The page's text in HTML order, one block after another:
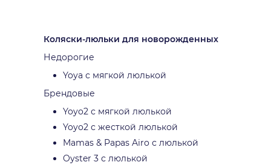
Коляски-люльки для новорожденных
Недорогие
Yoya с мягкой люлькой
Брендовые
Yoyo2 с мягкой люлькой
Yoyo2 с жесткой люлькой
Mamas & Papas Airo с люлькой
Oyster 3 с люлькой